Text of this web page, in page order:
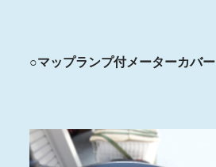
○マップランプ付メーターカバー